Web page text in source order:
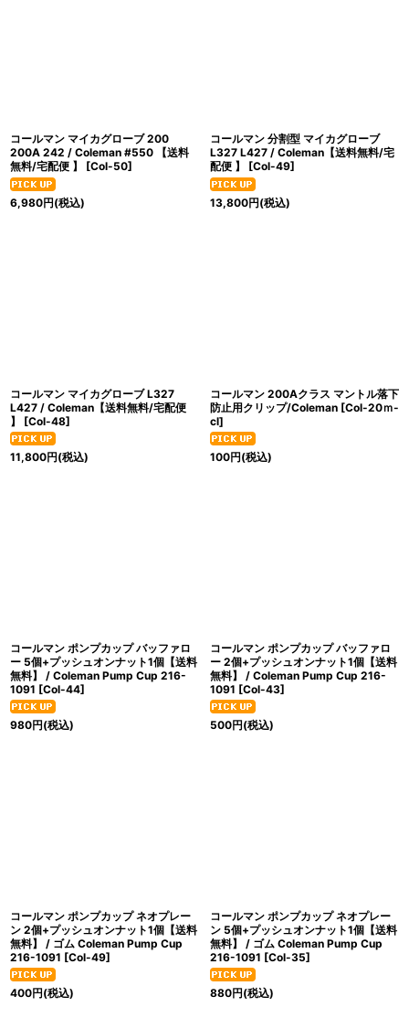
コールマン マイカグローブ 200
200A 242 / Coleman #550 【送料
無料/宅配便 】
[Col-50]
6,980円(税込)
コールマン 分割型 マイカグローブ
L327 L427 / Coleman【送料無料/宅
配便 】
[Col-49]
13,800円(税込)
コールマン マイカグローブ L327
L427 / Coleman【送料無料/宅配便
】
[Col-48]
11,800円(税込)
コールマン 200Aクラス マントル落下
防止用クリップ/Coleman [Col-20ｍ-
cl]
100円(税込)
コールマン ポンプカップ バッファロ
ー 5個+プッシュオンナット1個【送料
無料】 / Coleman Pump Cup 216-
1091 [Col-44]
980円(税込)
コールマン ポンプカップ バッファロ
ー 2個+プッシュオンナット1個【送料
無料】 / Coleman Pump Cup 216-
1091 [Col-43]
500円(税込)
コールマン ポンプカップ ネオプレー
ン 2個+プッシュオンナット1個【送料
無料】 / ゴム Coleman Pump Cup
216-1091 [Col-49]
400円(税込)
コールマン ポンプカップ ネオプレー
ン 5個+プッシュオンナット1個【送料
無料】 / ゴム Coleman Pump Cup
216-1091 [Col-35]
880円(税込)